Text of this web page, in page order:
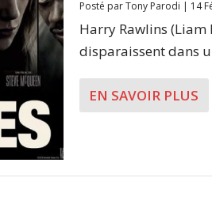
Posté parTony Parodi | 14
Harry Rawlins (Liam
disparaissent dans
EN SAVOIR PLUS